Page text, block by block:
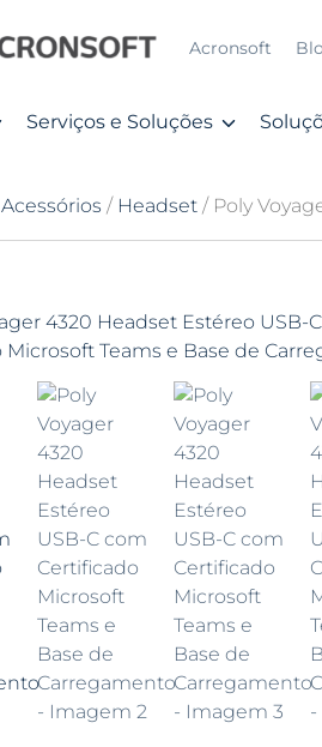
Acronsoft
Serviços e Soluções
Acessórios / Headset / Poly